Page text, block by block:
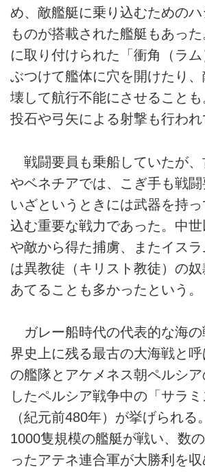
め、敵艦艇に乗り込むための
ものが搭載された艦艇もあっ
に取り付けられた「衝角（ラ
ぶつけて艦体に穴を開けたり
壊して航行不能にさせることも
投石や弓矢による射撃も行われ
戦闘要員も乗船していたが、
やベネチアでは、こぎ手も戦闘
いざというときには武器を持っ
込む重要な戦力であった。中世
や敵から得た捕虜、またイス
は異教徒（キリスト教徒）の
あてることも多かったという。
ガレー船時代の代表的な海の
界史上に残る最古の大海戦と
の艦隊とアケメネス朝ペルシ
したペルシア戦争中の「サラミ
（紀元前480年）が挙げられる
1000隻規模の艦艇が戦い、数
ったアテネ連合軍が大勝利を収